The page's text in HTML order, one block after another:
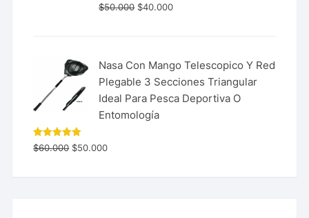
$50.000 $40.000
Nasa Con Mango Telescopico Y Red
Plegable 3 Secciones Triangular
Ideal Para Pesca Deportiva O
Entomología
Valorado
con 5.00
$60.000 $50.000